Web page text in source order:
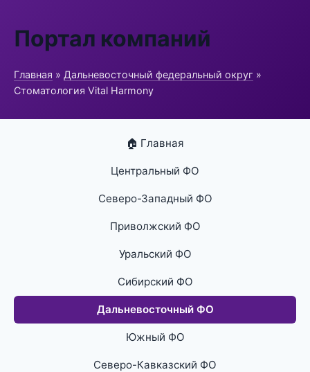
Портал компаний
Главная » Дальневосточный федеральный округ »
Стоматология Vital Harmony
🏠 Главная
Центральный ФО
Северо-Западный ФО
Приволжский ФО
Уральский ФО
Сибирский ФО
Дальневосточный ФО
Южный ФО
Северо-Кавказский ФО